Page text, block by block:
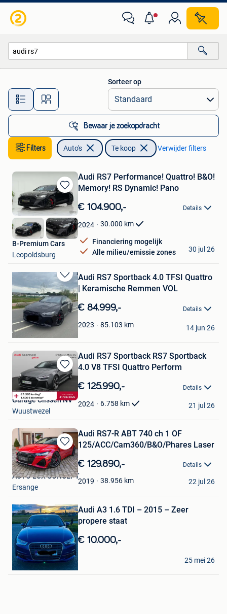
Alle afstanden…
Sorteer op
Bewaar je zoekopdracht
Filters Auto's Te koop Verwijder filters
Bewaren
in
Mijn
Favorieten
Audi RS7 Performance! Quattro! B&O!
Memory! RS Dynamic! Pano
€ 104.900,- Details
2024 30.000 km
Financiering mogelijk
Alle milieu/emissie zones
B-Premium Cars
Leopoldsburg
30 jul 26
Bewaren
in
Mijn
Favorieten
Audi RS7 Sportback 4.0 TFSI Quattro
| Keramische Remmen VOL
€ 84.999,- Details
2023 85.103 km
L'Occasions
Turnhout
14 jun 26
Bewaren
in
Mijn
Favorieten
Audi RS7 Sportback RS7 Sportback
4.0 V8 TFSI Quattro Perform
€ 125.990,- Details
2024 6.758 km
Garage Clissen NV
Wuustwezel
21 jul 26
Bewaren
in
Mijn
Favorieten
Audi RS7-R ABT 740 ch 1 OF
125/ACC/Cam360/B&O/Phares Laser
€ 129.890,- Details
2019 38.956 km
AUTO LUX CONCEPT
Ersange
22 jul 26
Mijn
Favorieten
Audi A3 1.6 TDI – 2015 – Zeer
propere staat
€ 10.000,-
Emre Akbulut
Steenokkerzeel
25 mei 26